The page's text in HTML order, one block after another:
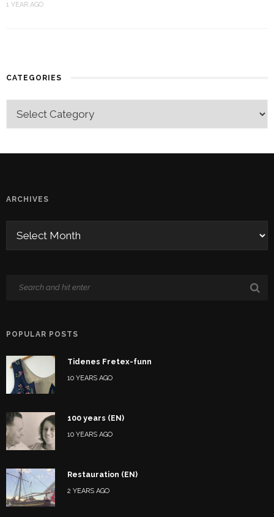
1 YEAR AGO
CATEGORIES
ARCHIVES
POPULAR POSTS
Tidenes Fretex-funn
10 YEARS AGO
100 years (EN)
10 YEARS AGO
Restauration (EN)
2 YEARS AGO